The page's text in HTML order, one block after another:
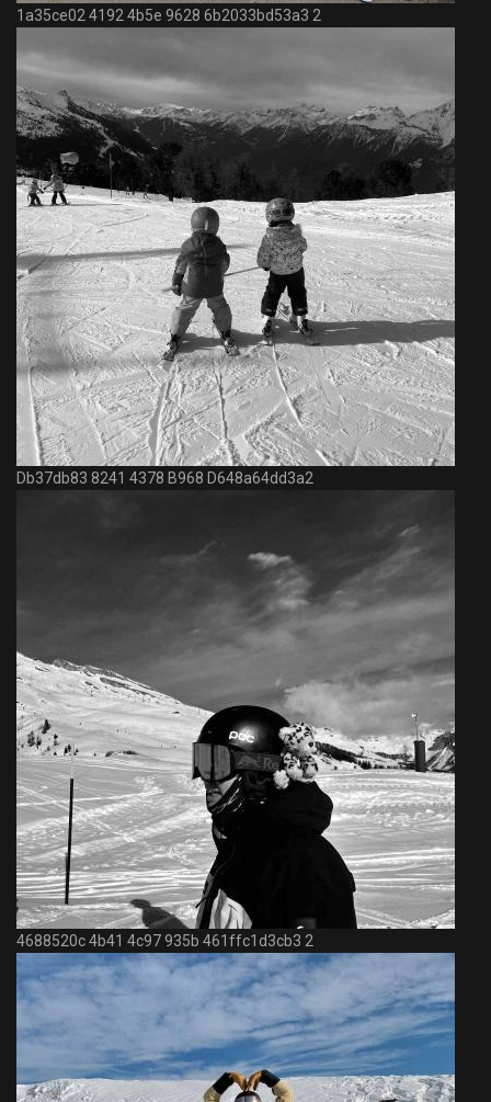
1a35ce02 4192 4b5e 9628 6b2033bd53a3 2
Db37db83 8241 4378 B968 D648a64dd3a2
4688520c 4b41 4c97 935b 461ffc1d3cb3 2